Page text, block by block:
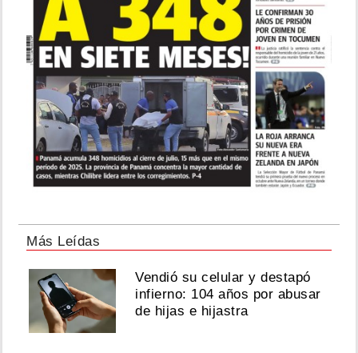
Más Leídas
Vendió su celular y destapó
infierno: 104 años por abusar
de hijas e hijastra